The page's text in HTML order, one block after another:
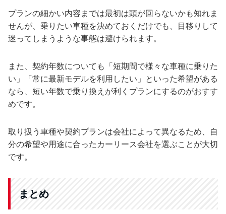
プランの細かい内容までは最初は頭が回らないかも知れま
せんが、乗りたい車種を決めておくだけでも、目移りして
迷ってしまうような事態は避けられます。
また、契約年数についても「短期間で様々な車種に乗りた
い」「常に最新モデルを利用したい」といった希望がある
なら、短い年数で乗り換えが利くプランにするのがおすす
めです。
取り扱う車種や契約プランは会社によって異なるため、自
分の希望や用途に合ったカーリース会社を選ぶことが大切
です。
まとめ